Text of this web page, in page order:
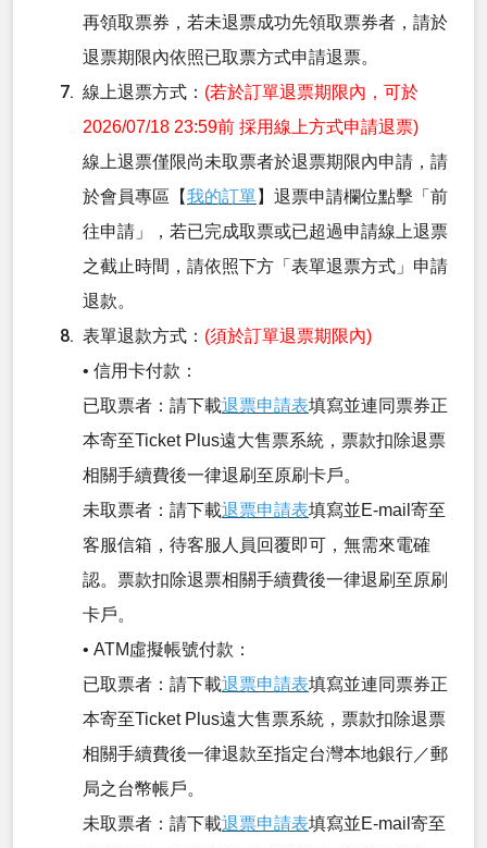
再領取票券，若未退票成功先領取票券者，請於
退票期限內依照已取票方式申請退票。
線上退票方式： (若於訂單退票期限內，可於
2026/07/18 23:59前 採用線上方式申請退票)
線上退票僅限尚未取票者於退票期限內申請，請
於會員專區【我的訂單】退票申請欄位點擊「前
往申請」，若已完成取票或已超過申請線上退票
之截止時間，請依照下方「表單退票方式」申請
退款。
表單退款方式： (須於訂單退票期限內)
• 信用卡付款：
已取票者：請下載退票申請表填寫並連同票券正
本寄至Ticket Plus遠大售票系統，票款扣除退票
相關手續費後一律退刷至原刷卡戶。
未取票者：請下載退票申請表填寫並E-mail寄至
客服信箱，待客服人員回覆即可，無需來電確
認。票款扣除退票相關手續費後一律退刷至原刷
卡戶。
• ATM虛擬帳號付款：
已取票者：請下載退票申請表填寫並連同票券正
本寄至Ticket Plus遠大售票系統，票款扣除退票
相關手續費後一律退款至指定台灣本地銀行／郵
局之台幣帳戶。
未取票者：請下載退票申請表填寫並E-mail寄至